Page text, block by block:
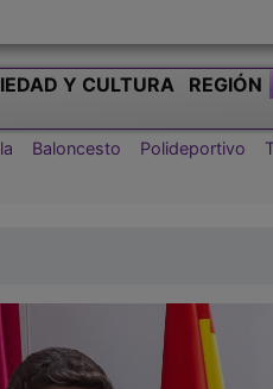
Y CULTURA REGIÓN
Baloncesto Polideportivo